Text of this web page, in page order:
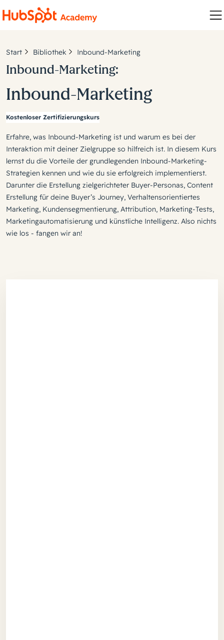
Start Bibliothek Inbound-Marketing
Inbound-Marketing:
Inbound-Marketing
Kostenloser Zertifizierungskurs
Erfahre, was Inbound-Marketing ist und warum es bei der
Interaktion mit deiner Zielgruppe so hilfreich ist. In diesem Kurs
lernst du die Vorteile der grundlegenden Inbound-Marketing-
Strategien kennen und wie du sie erfolgreich implementierst.
Darunter die Erstellung zielgerichteter Buyer-Personas, Content
Erstellung für deine Buyer’s Journey, Verhaltensorientiertes
Marketing, Kundensegmentierung, Attribution, Marketing-Tests,
Marketingautomatisierung und künstliche Intelligenz. Also nichts
wie los - fangen wir an!